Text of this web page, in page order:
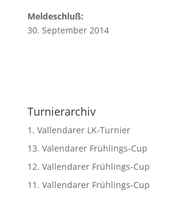
Meldeschluß:
30. September 2014
Turnierarchiv
1. Vallendarer LK-Turnier
13. Valendarer Frühlings-Cup
12. Vallendarer Frühlings-Cup
11. Vallendarer Frühlings-Cup